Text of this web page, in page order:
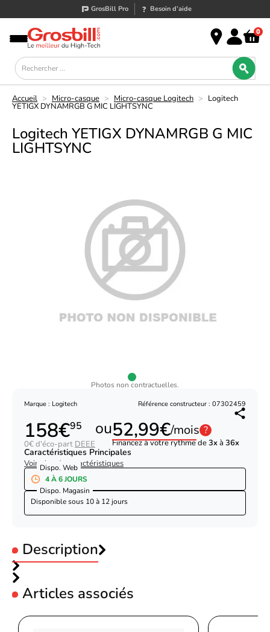
GrosBill Pro Besoin d’aide
0
Accueil > Micro-casque > Micro-casque Logitech > Logitech
YETIGX DYNAMRGB G MIC LIGHTSYNC
Logitech YETIGX DYNAMRGB G MIC
LIGHTSYNC
Photos non contractuelles.
Marque : Logitech Référence constructeur : 07302459
158€95
0€ d'éco-part DEEE
ou52,99€/mois ?
Financez à votre rythme de3xà 36x
Caractéristiques Principales
Voir plus de caractéristiques
Dispo. Web
4 À 6 JOURS
Dispo. Magasin
Disponible sous 10 à 12 jours
Description
Code EAN
5099206116856
07302459
Voir produits Logitech
Voir les micro-casque Logitech
Articles associés